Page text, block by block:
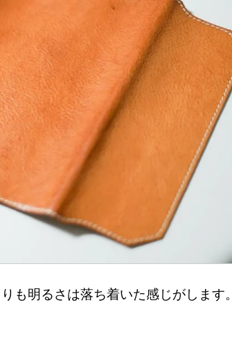
も明るさは落ち着いた感じがします。